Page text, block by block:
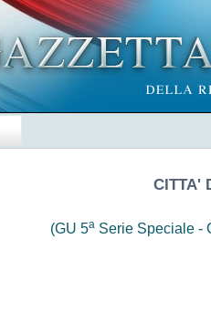
CITTA'
(GU 5a Serie Speciale -